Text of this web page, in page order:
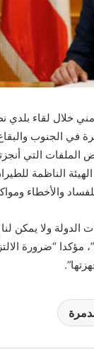
خلال لقاء
في الجنوب
الملفات التي
الناظمة
والأخطاء
ولا يمكن
“ضرورة